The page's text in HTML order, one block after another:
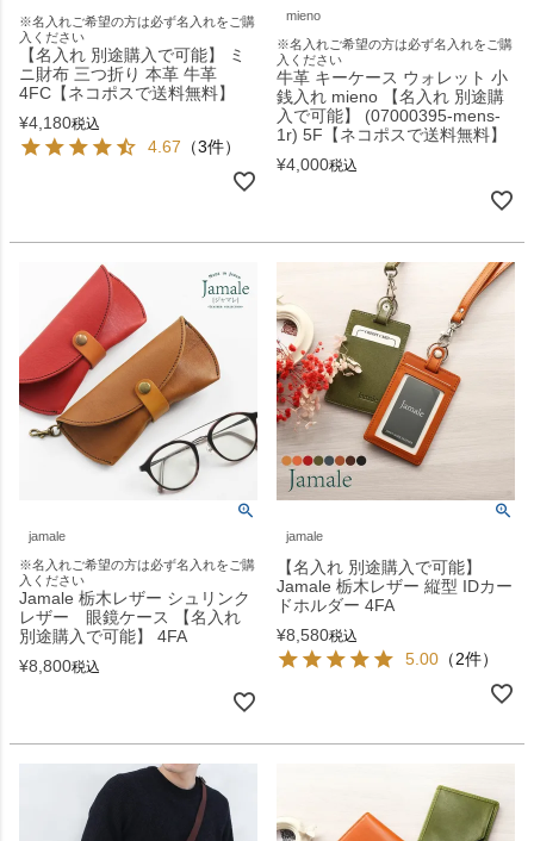
※名入れご希望の方は必ず名入れをご購
入ください
【名入れ 別途購入で可能】 ミ
ニ財布 三つ折り 本革 牛革
4FC【ネコポスで送料無料】
¥4,180税込
4.67 （3件）
mieno
※名入れご希望の方は必ず名入れをご購
入ください
牛革 キーケース ウォレット 小
銭入れ mieno 【名入れ 別途購
入で可能】 (07000395-mens-
1r) 5F【ネコポスで送料無料】
¥4,000税込
jamale
※名入れご希望の方は必ず名入れをご購
入ください
Jamale 栃木レザー シュリンク
レザー 眼鏡ケース 【名入れ
別途購入で可能】 4FA
¥8,800税込
jamale
【名入れ 別途購入で可能】
Jamale 栃木レザー 縦型 IDカー
ドホルダー 4FA
¥8,580税込
5.00 （2件）